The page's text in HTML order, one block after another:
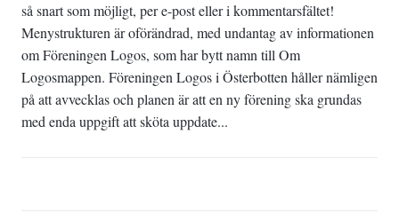
så snart som möjligt, per e-post eller i kommentarsfältet!
Menystrukturen är oförändrad, med undantag av informationen
om Föreningen Logos, som har bytt namn till Om
Logosmappen. Föreningen Logos i Österbotten håller nämligen
på att avvecklas och planen är att en ny förening ska grundas
med enda uppgift att sköta uppdate...